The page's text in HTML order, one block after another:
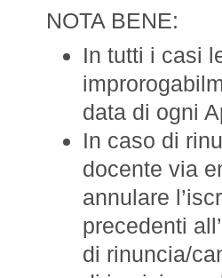
NOTA BENE:
In tutti i casi
data di ogni
In caso di
docente via
annulare
precedenti
di rinuncia/